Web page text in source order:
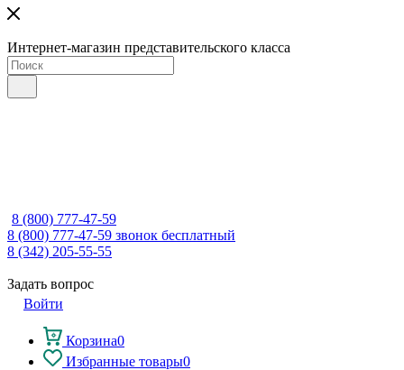
Интернет-магазин представительского класса
8 (800) 777-47-59
8 (800) 777-47-59 звонок бесплатный
8 (342) 205-55-55
Задать вопрос
Войти
Корзина0
Избранные товары0